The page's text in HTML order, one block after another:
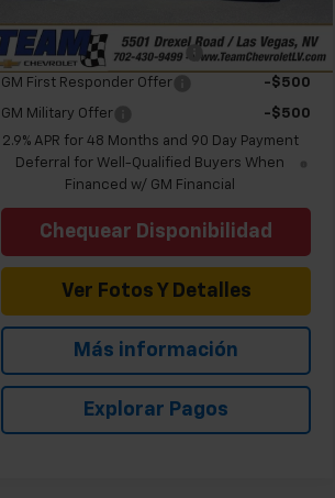
Ext.
Add. Offers you may Qualify For:
Chevrolet GMF Bonus Cash -$500
GM First Responder Offer -$500
GM Military Offer
-$500
2.9% APR for 48 Months and 90 Day Payment
Deferral for Well-Qualified Buyers When
Financed w/ GM Financial
Chequear Disponibilidad
Ver Fotos Y Detalles
Más información
Explorar Pagos